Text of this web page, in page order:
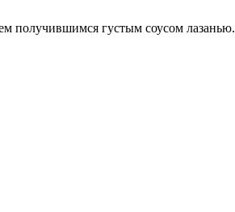
получившимся густым соусом лазанью.